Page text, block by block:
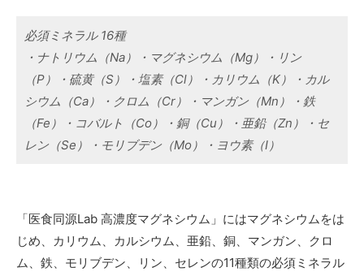
必須ミネラル 16種
・ナトリウム（Na）・マグネシウム（Mg）・リン
（P）・硫黄（S）・塩素（Cl）・カリウム（K）・カル
シウム（Ca）・クロム（Cr）・マンガン（Mn）・鉄
（Fe）・コバルト（Co）・銅（Cu）・亜鉛（Zn）・セ
レン（Se）・モリブデン（Mo）・ヨウ素（I）
「医食同源Lab 高濃度マグネシウム」にはマグネシウムをは
じめ、カリウム、カルシウム、亜鉛、銅、マンガン、クロ
ム、鉄、モリブデン、リン、セレンの11種類の必須ミネラル